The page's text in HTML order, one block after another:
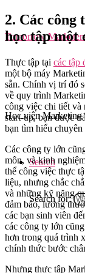
Tomorrow
Học viện Marketing
Search
Search for:
2. Các công
học tập một
Thực tập tại các tập
một bộ máy
sẵn. Chính vị trí đó
về quy trình
công việc chi tiết và
start-up, bạn được
bạn tìm hiểu
Các công ty lớn
môn, và kinh
thể công việc thực
liệu, nhưng chắc
và những kỹ năng
đảm bảo, lương
các bạn sinh viên
các công ty lớn
hơn trong quá trình
chính thức bước
Nhưng thực tập